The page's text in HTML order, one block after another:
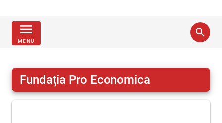
menu
MENU
search
Fundația Pro Economica